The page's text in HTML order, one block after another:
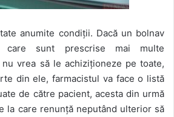
anumite condiții. Dacă un bolnav
sunt prescrise mai multe
vrea să le achiziționeze pe toate,
din ele, farmacistul va face o listă
de către pacient, acesta din urmă
la care renunță neputând ulterior să